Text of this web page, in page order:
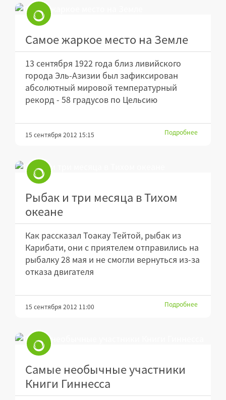
Самое жаркое место на Земле
13 сентября 1922 года близ ливийского
города Эль-Азизии был зафиксирован
абсолютный мировой температурный
рекорд - 58 градусов по Цельсию
15 сентября 2012 15:15 Подробнее
Рыбак и три месяца в Тихом
океане
Как рассказал Тоакау Тейтой, рыбак из
Карибати, они с приятелем отправились на
рыбалку 28 мая и не смогли вернуться из-за
отказа двигателя
15 сентября 2012 11:00 Подробнее
Самые необычные участники
Книги Гиннесса